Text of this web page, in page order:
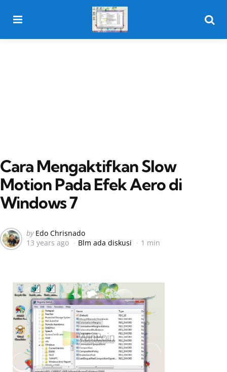
Cara Mengaktifkan Slow
Motion Pada Efek Aero di
Windows 7
Posted
by
by Edo Chrisnado
13 years ago
Blm ada diskusi 1 min